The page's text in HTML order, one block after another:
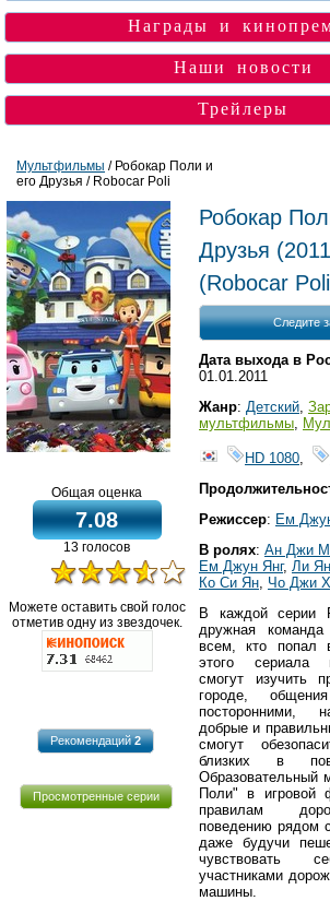
Награды и
Наши новости
Трейлеры
Мультфильмы / Робокар Поли и
его Друзья / Robocar Poli
Общая оценка
7.08
13 голосов
Можете оставить свой голос
отметив одну из звездочек.
Рекомендаций2
Просмотренные серии
Робокар
Друзья
(Robocar Poli
Следите
Дата выхода в
01.01.2011
Жанр: Детский
мультфильмы
HD 1080
Режиссер: Ем
В ролях: Ан Джи
Ем Джун Янг, Ли
Ко Си Ян Чо Джи
В каждой серии
дружная
всем, кто
этого сериала
смогут изучить
городе,
посторонними,
добрые и
смогут
близких в
Образовательный
Поли" в игровой
правилам
поведению рядом
даже будучи
чувствовать
участниками
машины.